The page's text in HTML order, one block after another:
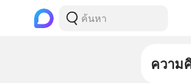
ความ